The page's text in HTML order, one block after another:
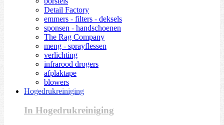
Detail Factory
emmers - filters - deksels
sponsen - handschoenen
The Rag Company
meng - sprayflessen
verlichting
infrarood drogers
afplaktape
blowers
Hogedrukreiniging
In Hogedrukreiniging